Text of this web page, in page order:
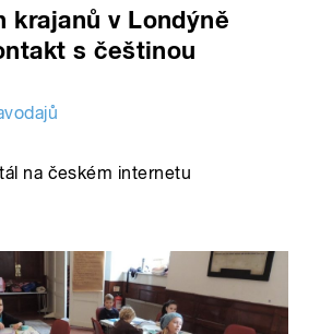
krajanů v Londýně
s češtinou
na českém internetu